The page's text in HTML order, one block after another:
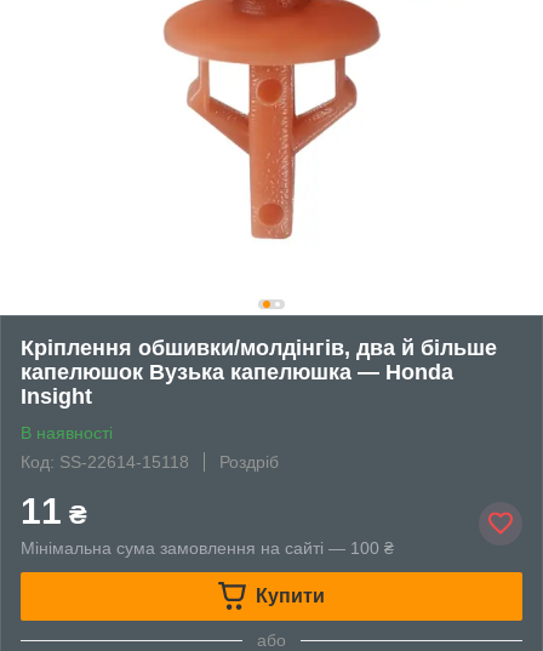
Кріплення обшивки/молдінгів, два й більше
капелюшок Вузька капелюшка — Honda
Insight
В наявності
Код: SS-22614-15118
Роздріб
11 ₴
Мінімальна сума замовлення на сайті — 100 ₴
Купити
або